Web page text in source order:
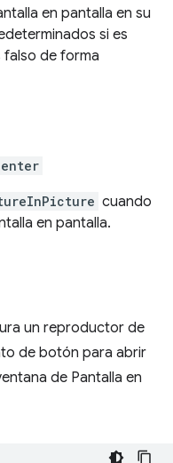
en pantalla en su
si es
falso de forma
cuando
en pantalla.
un reproductor de
de botón para abrir
de Pantalla en